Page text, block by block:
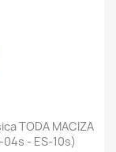
TODA MACIZA
- ES-10s)